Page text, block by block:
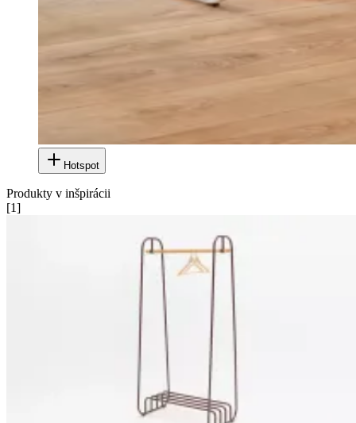
Hotspot
Produkty v inšpirácii
[1]